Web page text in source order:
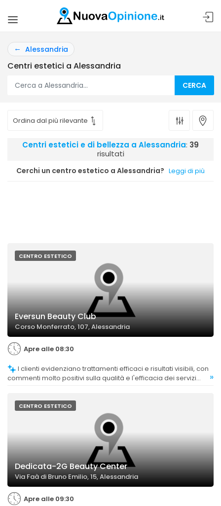
Alessandria
Centri estetici a Alessandria
CERCA
Centri estetici e di bellezza a Alessandria: 39
risultati
Cerchi un centro estetico a Alessandria? Leggi di più
CENTRO ESTETICO
Eversun Beauty Club
Corso Monferrato, 107, Alessandria
Apre alle 08:30
commenti molto positivi sulla qualità e l'efficacia dei servizi
»
CENTRO ESTETICO
Dedicata-2G Beauty Center
Via Faà di Bruno Emilio, 15, Alessandria
Apre alle 09:30